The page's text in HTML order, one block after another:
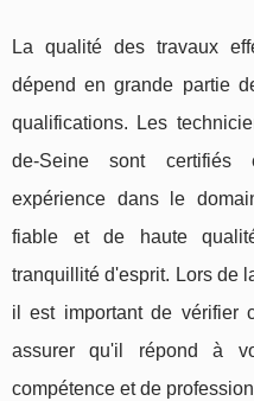
La qualité des travaux
dépend en grande partie
qualifications. Les
de-Seine sont certifiés
expérience dans le
fiable et de haute
tranquillité d'esprit. Lors de
il est important de vérifier
assurer qu'il répond à
compétence et de